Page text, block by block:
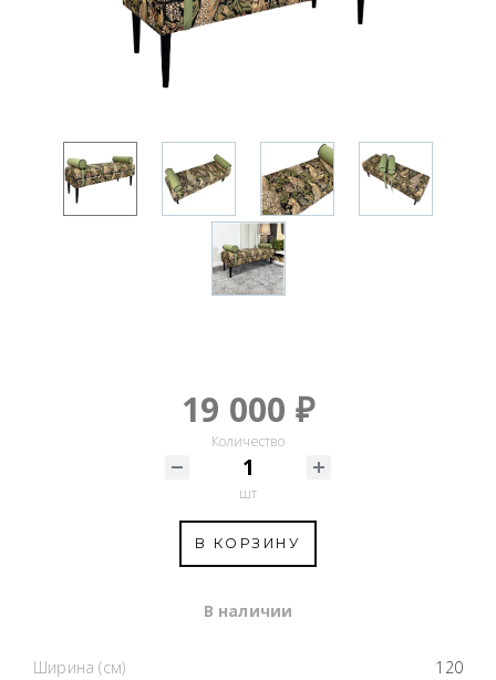
19 000 ₽
Количество
шт
В КОРЗИНУ
В наличии
Ширина (см)
120